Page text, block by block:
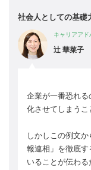
社会人としての基礎
キャリアアド
辻 華菜子
企業が一番恐れ
化させてしまうこ
しかしこの例文
報連相」を徹底
いることが伝わ